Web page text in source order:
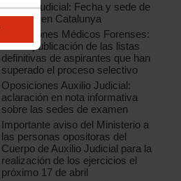
Auxilio Judicial: Fecha y sede de
examen en Catalunya
Oposiciones Médicos Forenses:
nueva publicación de las listas
definitivas de aspirantes que han
superado el proceso selectivo
Oposiciones Auxilio Judicial:
aclaración en nota informativa
sobre las sedes de examen
Importante aviso del Ministerio a
las personas opositoras del
Cuerpo de Auxilio Judicial para la
realización de los ejercicios el
próximo 17 de abril